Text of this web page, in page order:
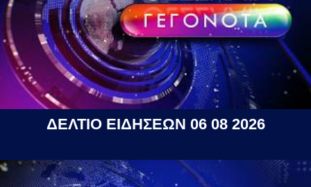
ΔΕΛΤΙΟ ΕΙΔΗΣΕΩΝ 06 08 2026